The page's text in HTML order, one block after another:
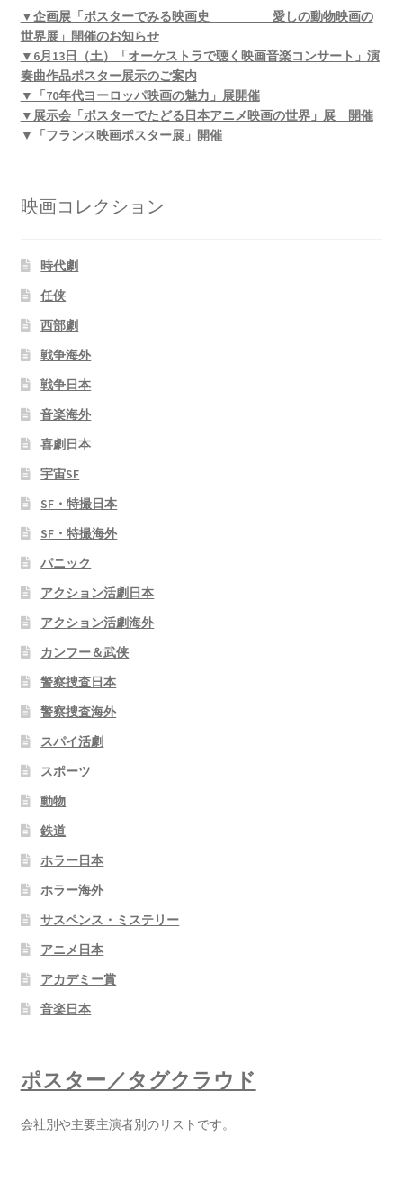
▼企画展「ポスターでみる映画史 愛しの動物映画の
世界展」開催のお知らせ
▼6月13日（土）「オーケストラで聴く映画音楽コンサート」演
奏曲作品ポスター展示のご案内
▼「70年代ヨーロッパ映画の魅力」展開催
▼展示会「ポスターでたどる日本アニメ映画の世界」展 開催
▼「フランス映画ポスター展」開催
映画コレクション
時代劇
任侠
西部劇
戦争海外
戦争日本
音楽海外
喜劇日本
宇宙SF
SF・特撮日本
SF・特撮海外
パニック
アクション活劇日本
アクション活劇海外
カンフー＆武侠
警察捜査日本
警察捜査海外
スパイ活劇
スポーツ
動物
鉄道
ホラー日本
ホラー海外
サスペンス・ミステリー
アニメ日本
アカデミー賞
音楽日本
ポスター／タグクラウド
会社別や主要主演者別のリストです。